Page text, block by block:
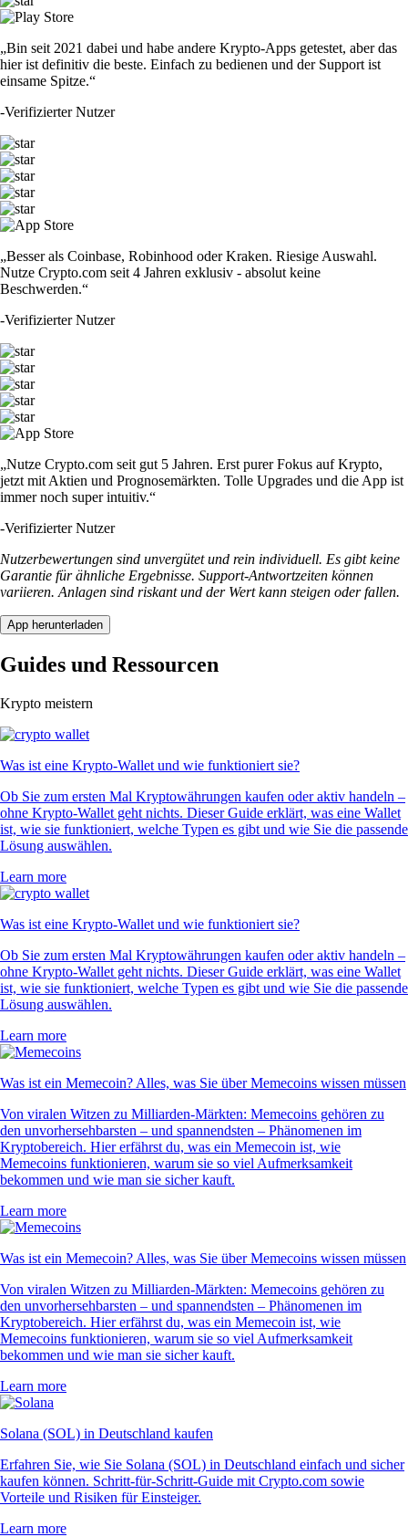
„Bin seit 2021 dabei und habe andere Krypto-Apps getestet, aber das
hier ist definitiv die beste. Einfach zu bedienen und der Support ist
einsame Spitze.“
-Verifizierter Nutzer
„Besser als Coinbase, Robinhood oder Kraken. Riesige Auswahl.
Nutze Crypto.com seit 4 Jahren exklusiv - absolut keine
Beschwerden.“
-Verifizierter Nutzer
„Nutze Crypto.com seit gut 5 Jahren. Erst purer Fokus auf Krypto,
jetzt mit Aktien und Prognosemärkten. Tolle Upgrades und die App ist
immer noch super intuitiv.“
-Verifizierter Nutzer
Nutzerbewertungen sind unvergütet und rein individuell. Es gibt keine
Garantie für ähnliche Ergebnisse. Support-Antwortzeiten können
variieren. Anlagen sind riskant und der Wert kann steigen oder fallen.
App herunterladen
Guides und Ressourcen
Krypto meistern
Was ist eine Krypto-Wallet und wie funktioniert sie?
Ob Sie zum ersten Mal Kryptowährungen kaufen oder aktiv handeln –
ohne Krypto-Wallet geht nichts. Dieser Guide erklärt, was eine Wallet
ist, wie sie funktioniert, welche Typen es gibt und wie Sie die passende
Lösung auswählen.
Learn more
Was ist eine Krypto-Wallet und wie funktioniert sie?
Ob Sie zum ersten Mal Kryptowährungen kaufen oder aktiv handeln –
ohne Krypto-Wallet geht nichts. Dieser Guide erklärt, was eine Wallet
ist, wie sie funktioniert, welche Typen es gibt und wie Sie die passende
Lösung auswählen.
Learn more
Was ist ein Memecoin? Alles, was Sie über Memecoins wissen müssen
Von viralen Witzen zu Milliarden-Märkten: Memecoins gehören zu
den unvorhersehbarsten – und spannendsten – Phänomenen im
Kryptobereich. Hier erfährst du, was ein Memecoin ist, wie
Memecoins funktionieren, warum sie so viel Aufmerksamkeit
bekommen und wie man sie sicher kauft.
Learn more
Was ist ein Memecoin? Alles, was Sie über Memecoins wissen müssen
Von viralen Witzen zu Milliarden-Märkten: Memecoins gehören zu
den unvorhersehbarsten – und spannendsten – Phänomenen im
Kryptobereich. Hier erfährst du, was ein Memecoin ist, wie
Memecoins funktionieren, warum sie so viel Aufmerksamkeit
bekommen und wie man sie sicher kauft.
Learn more
Solana (SOL) in Deutschland kaufen
Erfahren Sie, wie Sie Solana (SOL) in Deutschland einfach und sicher
kaufen können. Schritt-für-Schritt-Guide mit Crypto.com sowie
Vorteile und Risiken für Einsteiger.
Learn more